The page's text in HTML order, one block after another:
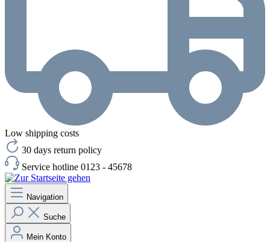
Low shipping costs
30 days return policy
Service hotline 0123 - 45678
Navigation
Suche
Mein Konto